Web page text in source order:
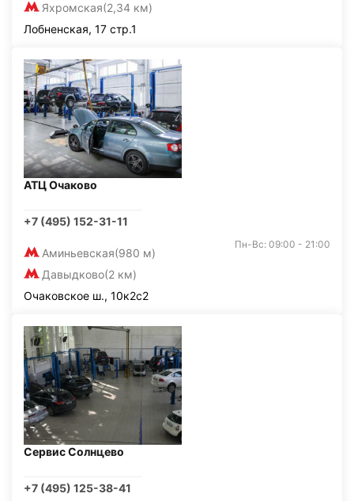
Яхромская(2,34 км)
Лобненская, 17 стр.1
АТЦ Очаково
+7 (495) 152-31-11
Аминьевская(980 м)
Давыдково(2 км)
Пн-Вс: 09:00 - 21:00
Очаковское ш., 10к2с2
Сервис Солнцево
+7 (495) 125-38-41